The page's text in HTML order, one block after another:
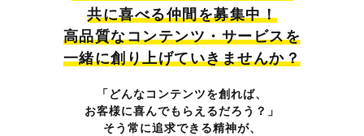
共に喜べる仲間を募集中！
高品質なコンテンツ・サービスを
一緒に創り上げていきませんか？
「どんなコンテンツを創れば、
お客様に喜んでもらえるだろう？」
そう常に追求できる精神が、